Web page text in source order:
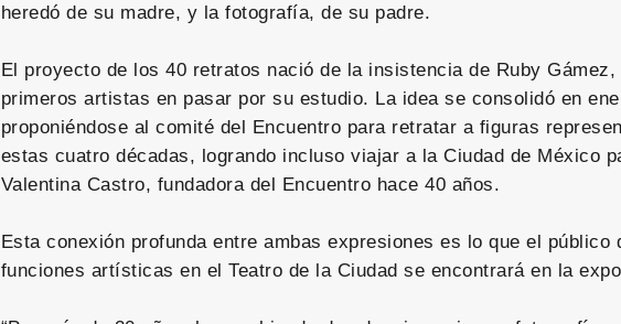
heredó de su madre, y la fotografía, de su padre.
El proyecto de los 40 retratos nació de la insistencia de Ruby Gámez,
primeros artistas en pasar por su estudio. La idea se consolidó en
proponiéndose al comité del Encuentro para retratar a figuras
estas cuatro décadas, logrando incluso viajar a la Ciudad de México
Valentina Castro, fundadora del Encuentro hace 40 años.
Esta conexión profunda entre ambas expresiones es lo que el público
funciones artísticas en el Teatro de la Ciudad se encontrará en la